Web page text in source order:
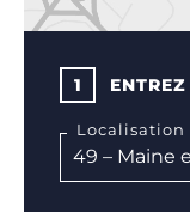
1
Localisation